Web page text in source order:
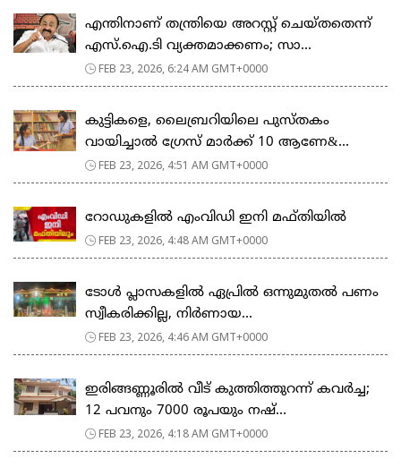
എന്തിനാണ് തന്ത്രിയെ അറസ്റ്റ് ചെയ്തതെന്ന്
എസ്.ഐ.ടി വ്യക്തമാക്കണം; സാ...
FEB 23, 2026, 6:24 AM GMT+0000
കുട്ടികളെ, ലൈബ്രറിയിലെ പുസ്തകം
വായിച്ചാല്‍ ഗ്രേസ് മാര്‍ക്ക് 10 ആണേ&...
FEB 23, 2026, 4:51 AM GMT+0000
റോഡുകളില്‍ എംവിഡി ഇനി മഫ്തിയില്‍
FEB 23, 2026, 4:48 AM GMT+0000
ടോള്‍ പ്ലാസകളില്‍ ഏപ്രില്‍ ഒന്നുമുതല്‍ പണം
സ്വീകരിക്കില്ല, നിര്‍ണായ...
FEB 23, 2026, 4:46 AM GMT+0000
ഇരിങ്ങണ്ണൂരിൽ വീട് കുത്തിത്തുറന്ന് കവർച്ച;
12 പവനും 7000 രൂപയും നഷ്...
FEB 23, 2026, 4:18 AM GMT+0000